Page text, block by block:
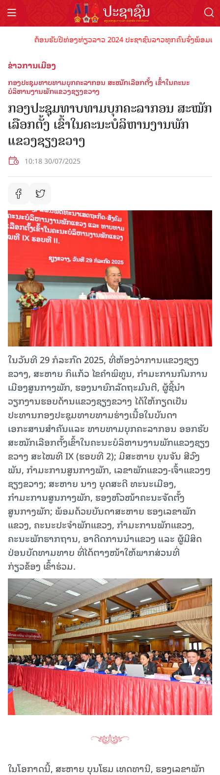
ຕ້ອນຮັບປີທ່ອງທ່ຽວລາວ 2024 ປະຊາຊົນລາວທຸກຄົນຈົ່ງພ້ອມເປັນ
ຂ່າວການເມືອງ
ກອງປະຊຸມທາບທາມບຸກຄະລາກອນ ສະໝັກເລືອກຕັ້ງ ເຂົ້າໃນຄະນະ
ບໍລິຫານງານພັກແຂວງຊຽງຂວາງ
ກອງປະຊຸມທາບທາມບຸກຄະລາກອນ ສະໝັກ
ເລືອກຕັ້ງ ເຂົ້າໃນຄະນະບໍລິຫານງານພັກ
ແຂວງຊຽງຂວາງ
10:18 30/07/2025
ໃນວັນທີ 29 ກໍລະກົດ 2025, ທີ່ຫ້ອງວ່າການແຂວງຊຽງ
ຂວາງ, ສະຫາຍ ກິແກ້ວ ໄຂຄຳພິທູນ, ກຳມະການກົມການ
ເມືອງສູນກາງພັກ, ຮອງນາຍົກລັດຖະມົນຕີ, ຜູ້ຊີ້ນຳ
ວຽກງານຮອບດ້ານແຂວງຊຽງຂວາງ ໄດ້ໃຫ້ກຽດເປັນ
ປະທານກອງປະຊຸມທາບທາມຮ່າງເນື້ອໃນບັນດາ
ເອກະສານສຳຄັນແລະ ທາບທາມບຸກຄະລາກອນ ອອກຮັບ
ສະໝັກເລືອກຕັ້ງເຂົ້າໃນຄະນະບໍລິຫານງານພັກແຂວງຊຽງ
ຂວາງ ສະໄໝທີ IX (ຮອບທີ 2); ມີສະຫາຍ ບຸນຈັນ ສີວົງ
ພັນ, ກຳມະການສູນກາງພັກ, ເລຂາພັກແຂວງ-ເຈົ້າແຂວງໆ
ຊຽງຂວາງ; ສະຫາຍ ນາງ ບຸດສະດີ ທະນະເມືອງ,
ກຳມະການສູນກາງພັກ, ຮອງຫົວໜ້າຄະນະຈັດຕັ້ງ
ສູນກາງພັກ; ພ້ອມດ້ວຍບັນດາສະຫາຍ ຮອງເລຂາພັກ
ແຂວງ, ຄະນະປະຈຳພັກແຂວງ, ກຳມະການພັກແຂວງ,
ຄະນະພັກຮາກຖານ, ອາດີດການນຳແຂວງ ແລະ ຜູ້ມີສິດ
ປ່ອນບັດທາມທາບ ທີ່ໄດ້ຕາງໜ້າໃຫ້ພາກສ່ວນທີ່
ກ່ຽວຂ້ອງ ເຂົ້າຮ່ວມ.
ໃນໂອກາດນີ້, ສະຫາຍ ບຸນໂຮມ ເທດທານີ, ຮອງເລຂາພັກ